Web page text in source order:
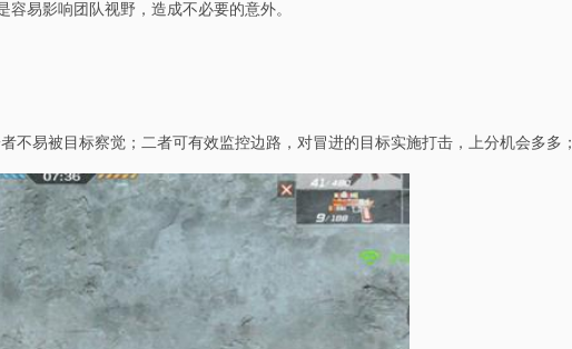
易影响团队视野，造成不必要的意外。
不易被目标察觉；二者可有效监控边路，对冒进的目标实施打击，上分机会多多；